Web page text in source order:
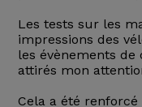
Les tests sur les
impressions des
les évènements
attirés mon
Cela a été